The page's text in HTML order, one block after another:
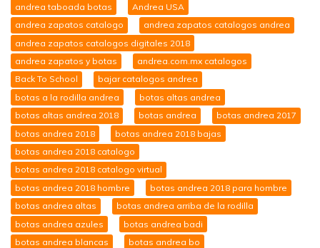
andrea taboada botas
Andrea USA
andrea zapatos catalogo
andrea zapatos catalogos andrea
andrea zapatos catalogos digitales 2018
andrea zapatos y botas
andrea.com.mx catalogos
Back To School
bajar catalogos andrea
botas a la rodilla andrea
botas altas andrea
botas altas andrea 2018
botas andrea
botas andrea 2017
botas andrea 2018
botas andrea 2018 bajas
botas andrea 2018 catalogo
botas andrea 2018 catalogo virtual
botas andrea 2018 hombre
botas andrea 2018 para hombre
botas andrea altas
botas andrea arriba de la rodilla
botas andrea azules
botas andrea badi
botas andrea blancas
botas andrea bo